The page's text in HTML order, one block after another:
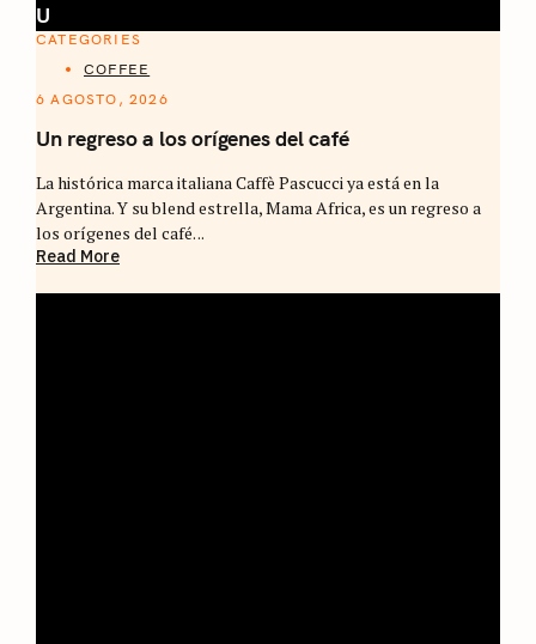
U
CATEGORIES
COFFEE
6 AGOSTO, 2026
Un regreso a los orígenes del café
La histórica marca italiana Caffè Pascucci ya está en la
Argentina. Y su blend estrella, Mama Africa, es un regreso a
los orígenes del café. ..
Read More